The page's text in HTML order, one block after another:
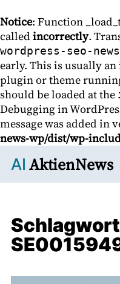
Notice: Function
called incorrectly.
wordpress-seo-news
early. This is usually
plugin or theme
should be loaded at the
Debugging in
message was added in
news-wp/dist/wp-
AI AktienNews